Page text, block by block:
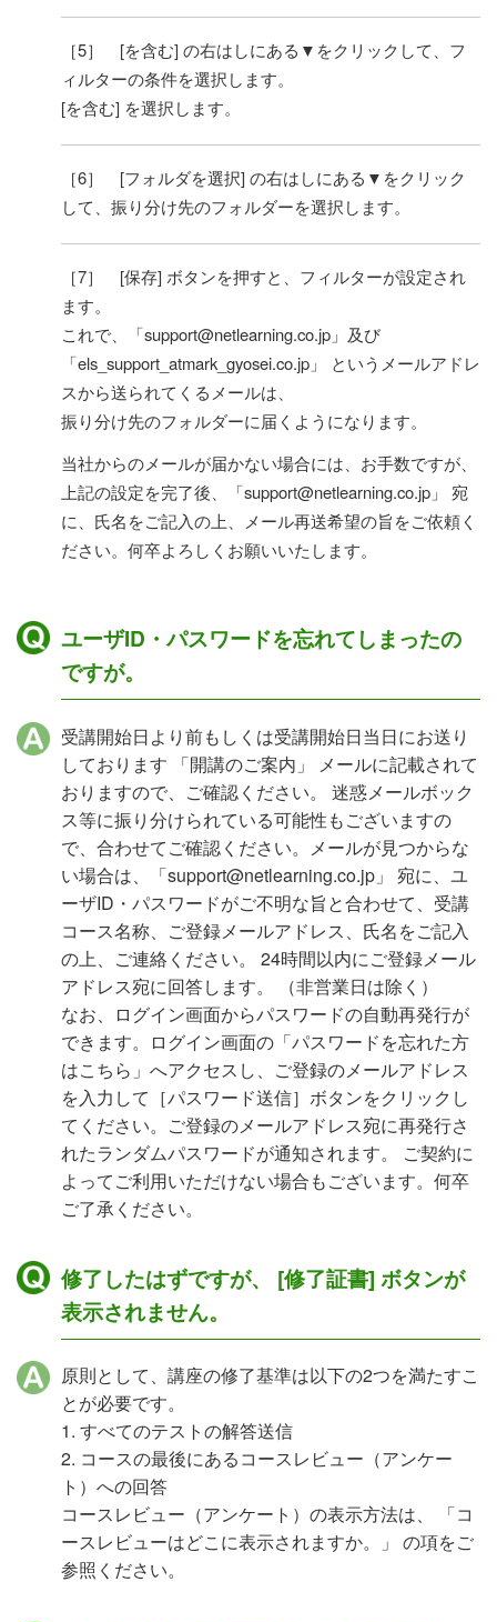
［5］ [を含む] の右はしにある▼をクリックして、フ
ィルターの条件を選択します。
[を含む] を選択します。
［6］ [フォルダを選択] の右はしにある▼をクリック
して、振り分け先のフォルダーを選択します。
［7］ [保存] ボタンを押すと、フィルターが設定され
ます。
これで、「support@netlearning.co.jp」及び
「els_support_atmark_gyosei.co.jp」 というメールアドレ
スから送られてくるメールは、
振り分け先のフォルダーに届くようになります。
当社からのメールが届かない場合には、お手数ですが、
上記の設定を完了後、「support@netlearning.co.jp」 宛
に、氏名をご記入の上、メール再送希望の旨をご依頼く
ださい。何卒よろしくお願いいたします。
ユーザID・パスワードを忘れてしまったの
ですが。
受講開始日より前もしくは受講開始日当日にお送り
しております 「開講のご案内」 メールに記載されて
おりますので、ご確認ください。 迷惑メールボック
ス等に振り分けられている可能性もございますの
で、合わせてご確認ください。メールが見つからな
い場合は、「support@netlearning.co.jp」 宛に、ユ
ーザID・パスワードがご不明な旨と合わせて、受講
コース名称、ご登録メールアドレス、氏名をご記入
の上、ご連絡ください。 24時間以内にご登録メール
アドレス宛に回答します。 （非営業日は除く）
なお、ログイン画面からパスワードの自動再発行が
できます。ログイン画面の「パスワードを忘れた方
はこちら」へアクセスし、ご登録のメールアドレス
を入力して［パスワード送信］ボタンをクリックし
てください。ご登録のメールアドレス宛に再発行さ
れたランダムパスワードが通知されます。 ご契約に
よってご利用いただけない場合もございます。何卒
ご了承ください。
修了したはずですが、 [修了証書] ボタンが
表示されません。
原則として、講座の修了基準は以下の2つを満たすこ
とが必要です。
1. すべてのテストの解答送信
2. コースの最後にあるコースレビュー（アンケー
ト）への回答
コースレビュー（アンケート）の表示方法は、 「コ
ースレビューはどこに表示されますか。」 の項をご
参照ください。